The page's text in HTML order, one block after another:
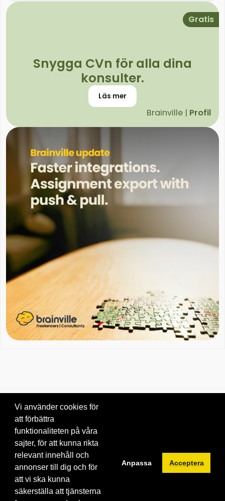
Gratis
Snygga CVn för alla dina
konsulter.
Läs mer
Brainville | Profil
© 2026 Brainville AB. |Villkor för tjänsten
Byt språk:
Vi använder cookies för
att förbättra
funktionaliteten på våra
sajter, för att kunna rikta
relevant innehåll och
annonser till dig och för
att vi ska kunna
säkerställa att tjänsterna
Anpassa Acceptera